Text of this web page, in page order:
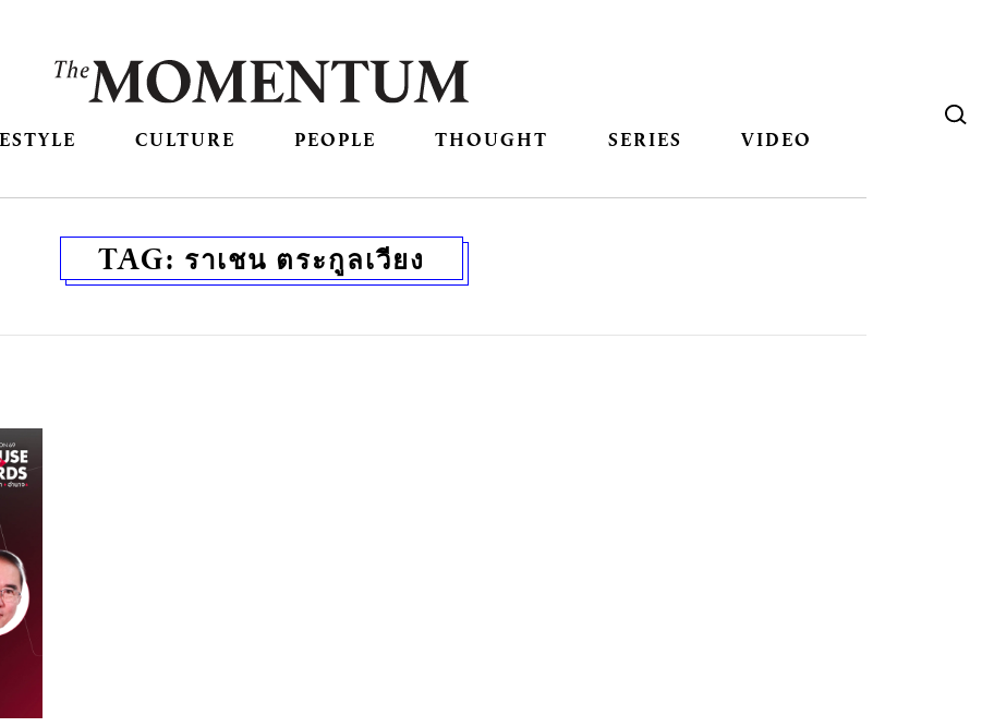
CULTURE PEOPLE THOUGHT SERIES VIDEO
TAG: ราเชน ตระกูลเวียง